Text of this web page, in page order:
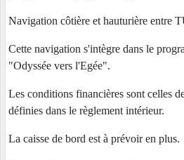
Navigation côtière et hauturière entre
Cette navigation s'intègre dans le
"Odyssée vers l'Egée".
Les conditions financières sont celles
définies dans le règlement intérieur.
La caisse de bord est à prévoir en plus.